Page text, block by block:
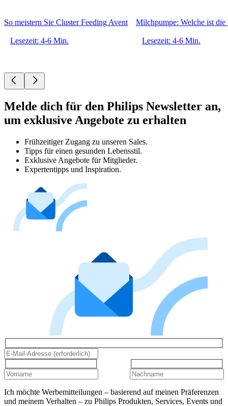
So meistern Sie Cluster Feeding Avent
Lesezeit: 4-6 Min.
Milchpumpe: Welche ist die
Lesezeit: 4-6 Min.
Melde dich für den Philips Newsletter an,
um exklusive Angebote zu erhalten
Frühzeitiger Zugang zu unseren Sales.
Tipps für einen gesunden Lebensstil.
Exklusive Angebote für Mitglieder.
Expertentipps und Inspiration.
Ich möchte Werbemitteilungen – basierend auf meinen Präferenzen
und meinem Verhalten – zu Philips Produkten, Services, Events und